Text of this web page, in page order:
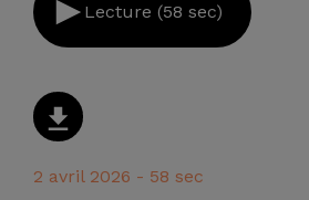
Lecture (58 sec)
2 avril 2026 - 58 sec